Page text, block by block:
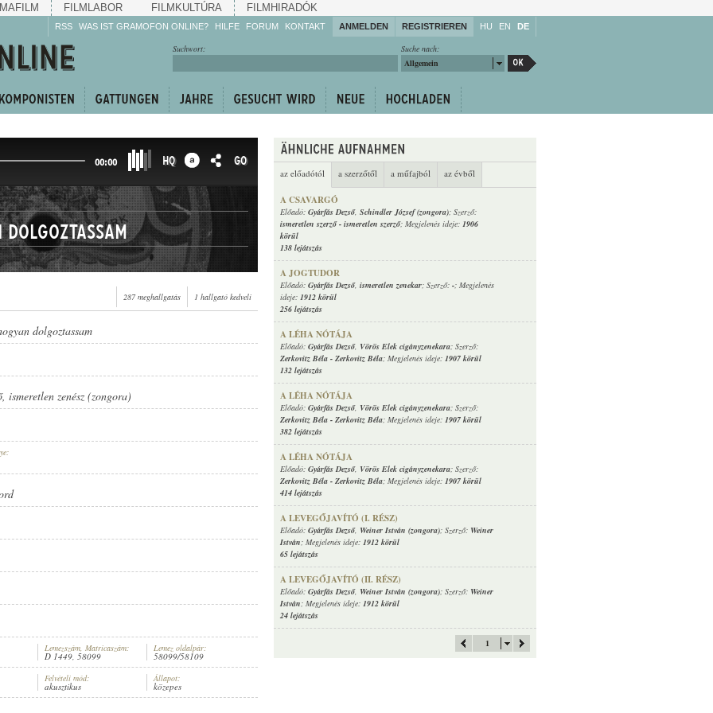
MAFILM FILMLABOR FILMKULTÚRA FILMHIRADÓK
RSS WAS IST GRAMOFON ONLINE? HILFE
Machen Sie mit!
weiter!
FORUM KONTAKT ANMELDEN REGISTRIEREN HU EN DE
Suche nach:
Allgemein
Suchwort:
az előadótól a szerzőtől a műfajból az évből
A CSAVARGÓ
Előadó: Gyárfás Dezső, Schindler József (zongora); Szerző:
ismeretlen szerző- ismeretlen szerző; Megjelenés ideje: 1906
körül
138 lejátszás
A JOGTUDOR
Előadó: Gyárfás Dezső, ismeretlen zenekar; Szerző: -; Megjelenés
ideje: 1912 körül
256 lejátszás
A LÉHA NÓTÁJA
Előadó: Gyárfás Dezső, Vörös Elek cigányzenekara; Szerző:
Zerkovitz Béla - Zerkovitz Béla; Megjelenés ideje: 1907 körül
132 lejátszás
A LÉHA NÓTÁJA
Előadó: Gyárfás Dezső, Vörös Elek cigányzenekara; Szerző:
Zerkovitz Béla - Zerkovitz Béla; Megjelenés ideje: 1907 körül
382 lejátszás
A LÉHA NÓTÁJA
Előadó: Gyárfás Dezső, Vörös Elek cigányzenekara; Szerző:
Zerkovitz Béla - Zerkovitz Béla; Megjelenés ideje: 1907 körül
414 lejátszás
A LEVEGŐJAVÍTÓ (I. RÉSZ)
Előadó: Gyárfás Dezső, Weiner István (zongora); Szerző: Weiner
István; Megjelenés ideje: 1912 körül
65 lejátszás
A LEVEGŐJAVÍTÓ (II. RÉSZ)
Előadó: Gyárfás Dezső, Weiner István (zongora); Szerző: Weiner
István; Megjelenés ideje: 1912 körül
24 lejátszás
1
00:00 HQ GO
dolgoztassam
287 meghallgatás 1 hallgató kedveli
dolgoztassam
, ismeretlen zenész (zongora)
Lemezszám, Matricaszám:
D 1449, 58099
Lemez oldalpár:
58099/58109
Felvételi mód:
akusztikus
Állapot:
közepes